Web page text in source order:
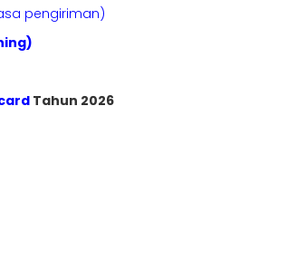
pengiriman)
Tahun 2026